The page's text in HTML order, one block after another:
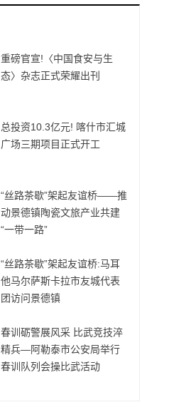
重磅官宣!〈中国食安与生
态〉杂志正式荣耀出刊
总投资10.3亿元! 喀什市汇城
广场三期项目正式开工
“丝路茶歇”架起友谊桥——推
动景德镇陶瓷文旅产业共建
“一带一路”
“丝路茶歇”架起友谊桥:马耳
他马尔萨斯卡拉市友城代表
团访问景德镇
春训砺警展风采 比武竞技淬
精兵—阿勒泰市公安局举行
春训队列会操比武活动